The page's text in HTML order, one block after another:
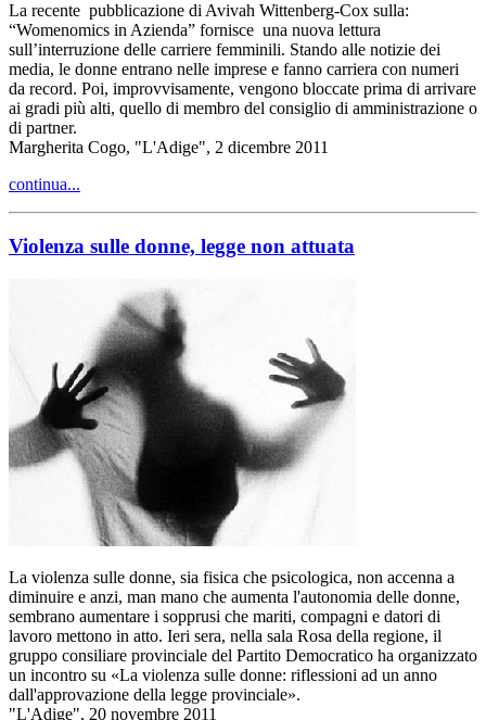
La recente pubblicazione di Avivah Wittenberg-Cox sulla:
“Womenomics in Azienda” fornisce una nuova lettura
sull’interruzione delle carriere femminili. Stando alle notizie dei
media, le donne entrano nelle imprese e fanno carriera con numeri
da record. Poi, improvvisamente, vengono bloccate prima di arrivare
ai gradi più alti, quello di membro del consiglio di amministrazione o
di partner.
Margherita Cogo, "L'Adige", 2 dicembre 2011
continua...
Violenza sulle donne, legge non attuata
La violenza sulle donne, sia fisica che psicologica, non accenna a
diminuire e anzi, man mano che aumenta l'autonomia delle donne,
sembrano aumentare i sopprusi che mariti, compagni e datori di
lavoro mettono in atto. Ieri sera, nella sala Rosa della regione, il
gruppo consiliare provinciale del Partito Democratico ha organizzato
un incontro su «La violenza sulle donne: riflessioni ad un anno
dall'approvazione della legge provinciale».
"L'Adige", 20 novembre 2011